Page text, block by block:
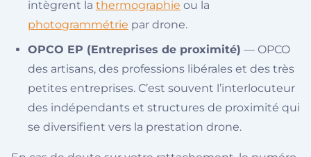
intègrent la thermographie ou la
photogrammétrie par drone.
OPCO EP (Entreprises de proximité) — OPCO
des artisans, des professions libérales et des très
petites entreprises. C’est souvent l’interlocuteur
des indépendants et structures de proximité qui
se diversifient vers la prestation drone.